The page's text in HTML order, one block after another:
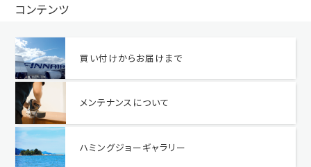
コンテンツ
買い付けからお届けまで
メンテナンスについて
ハミングジョーギャラリー